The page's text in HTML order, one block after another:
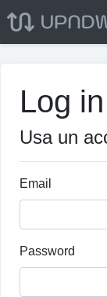
Log in
Usa un
Email
Password